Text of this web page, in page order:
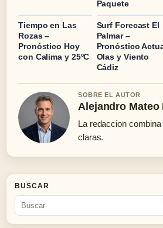
Paquete
Tiempo en Las
Rozas –
Pronóstico Hoy
con Calima y 25ºC
Surf Forecast El
Palmar –
Pronóstico
Olas y Viento
Cádiz
SOBRE EL AUTOR
Alejandro Mateo
La redaccion
claras.
BUSCAR